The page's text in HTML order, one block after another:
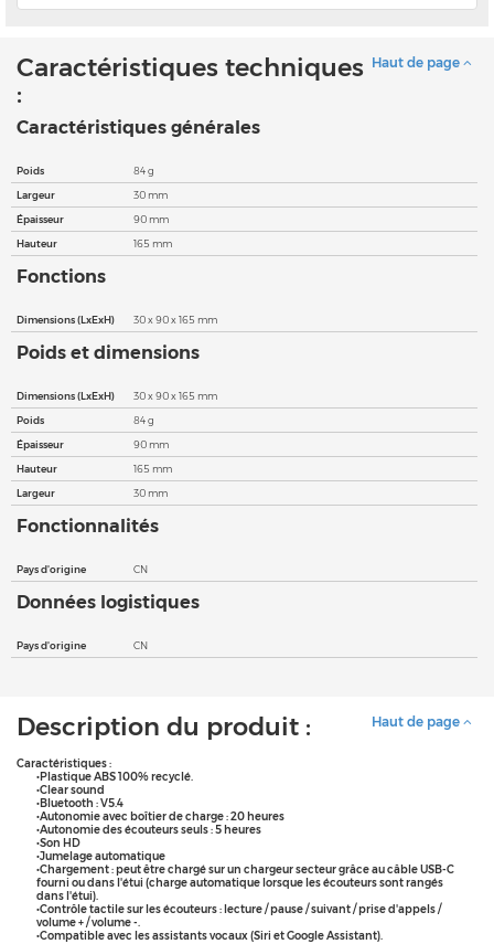
Haut de page
Caractéristiques techniques
:
Caractéristiques générales
Poids
84 g
Largeur
30 mm
Épaisseur
90 mm
Hauteur
165 mm
Fonctions
Dimensions (LxExH) 30 x 90 x 165 mm
Poids et dimensions
Dimensions (LxExH)
30 x 90 x 165 mm
Poids
84 g
Épaisseur
90 mm
Hauteur
165 mm
Largeur
30 mm
Fonctionnalités
Pays d'origine CN
Données logistiques
Pays d'origine CN
Haut de page
Description du produit :
Caractéristiques :
•Plastique ABS 100% recyclé.
•Clear sound
•Bluetooth : V5.4
•Autonomie avec boîtier de charge : 20 heures
•Autonomie des écouteurs seuls : 5 heures
•Son HD
•Jumelage automatique
•Chargement : peut être chargé sur un chargeur secteur grâce au câble USB-C
fourni ou dans l'étui (charge automatique lorsque les écouteurs sont rangés
dans l'étui).
•Contrôle tactile sur les écouteurs : lecture / pause / suivant / prise d'appels /
volume + / volume -.
•Compatible avec les assistants vocaux (Siri et Google Assistant).